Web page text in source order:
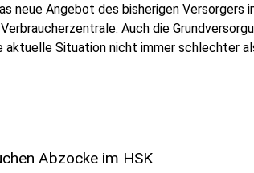
neue Angebot des bisherigen Versorgers
Auch die
aktuelle Situation nicht immer schlechter
Abzocke im HSK